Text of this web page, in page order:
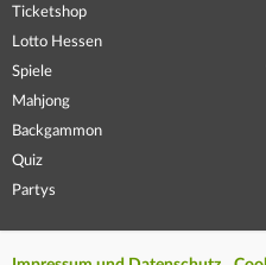
Ticketshop
Lotto Hessen
Spiele
Mahjong
Backgammon
Quiz
Partys